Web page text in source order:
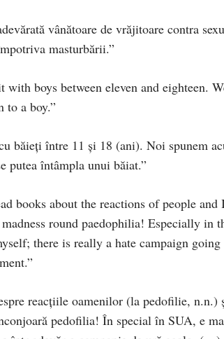
vânătoare de vrăjitoare contra
masturbării.”
boys between eleven and eighteen.
to a boy.”
băieţi între 11 şi 18 (ani). Noi spunem
putea întâmpla unui băiat.”
books about the reactions of people
madness round paedophilia! Especially
there is really a hate campaign
reacţiile oamenilor (la pedofilie,
pedofilia! În special în SUA, e